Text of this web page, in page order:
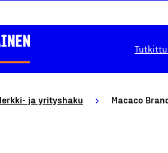
ja yrityshaku Macaco